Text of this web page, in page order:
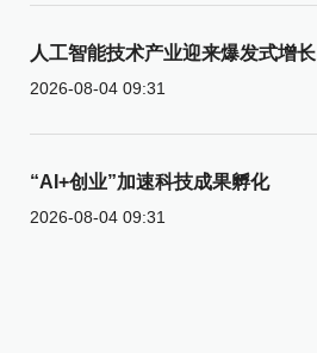
人工智能技术产业迎来爆发式增长
2026-08-04 09:31
“AI+创业”加速科技成果孵化
2026-08-04 09:31